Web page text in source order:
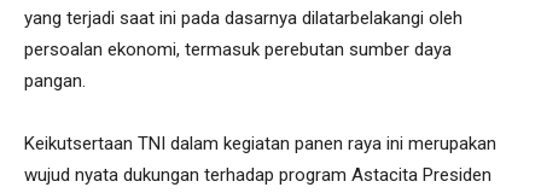
yang terjadi saat ini pada dasarnya dilatarbelakangi oleh
persoalan ekonomi, termasuk perebutan sumber daya
pangan.
Keikutsertaan TNI dalam kegiatan panen raya ini merupakan
wujud nyata dukungan terhadap program Astacita Presiden